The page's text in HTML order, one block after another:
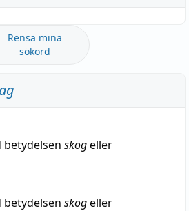
Rensa mina
sökord
betydelsen skogeller
betydelsen skogeller